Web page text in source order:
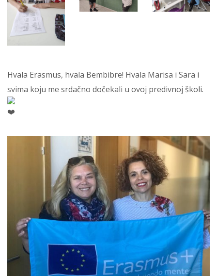
Hvala Erasmus, hvala Bembibre! Hvala Marisa i Sara i
svima koju me srdačno dočekali u ovoj predivnoj školi.